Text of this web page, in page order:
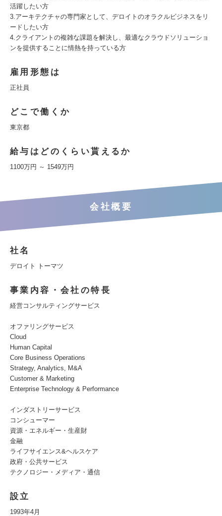
活躍したい方
3.アーキテクチャの専門家として、デロイトのオラクルビジネスをリ
ードしたい方
4.クライアントの複雑な課題を解決し、最適なクラウドソリューショ
ンを提供することに情熱を持っている方
雇用形態は
正社員
どこで働くか
東京都
給与はどのくらい貰えるか
1100万円 ～ 1549万円
会社概要
社名
デロイト トーマツ
事業内容・会社の特長
経営コンサルティングサービス
オファリングサービス
Cloud
Human Capital
Core Business Operations
Strategy, Analytics, M&A
Customer & Marketing
Enterprise Technology & Performance
インダストリーサービス
コンシューマー
資源・エネルギー・生産財
金融
ライフサイエンス&ヘルスケア
政府・公共サービス
テクノロジー・メディア・通信
設立
1993年4月